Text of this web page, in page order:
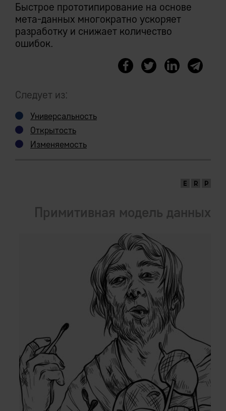
Быстрое прототипирование на основе
мета-данных многократно ускоряет
разработку и снижает количество
ошибок.
Следует из:
Универсальность
Открытость
Изменяемость
Примитивная модель данных